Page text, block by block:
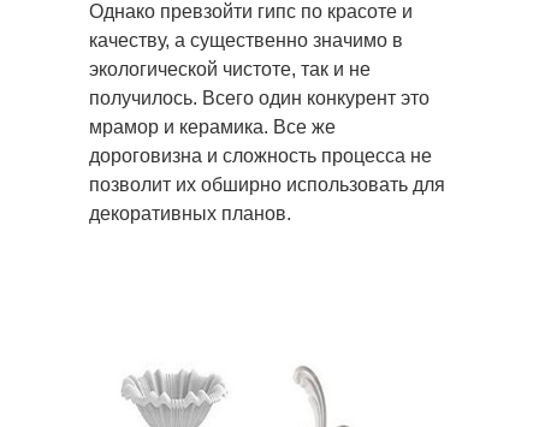
Однако превзойти гипс по красоте и
качеству, а существенно значимо в
экологической чистоте, так и не
получилось. Всего один конкурент это
мрамор и керамика. Все же
дороговизна и сложность процесса не
позволит их обширно использовать для
декоративных планов.